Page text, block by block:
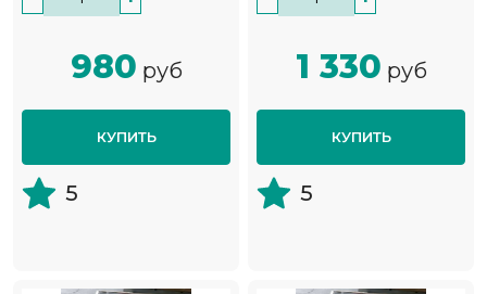
980 руб
КУПИТЬ
5
1 330 руб
КУПИТЬ
5